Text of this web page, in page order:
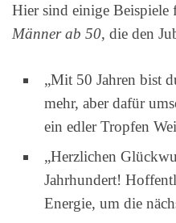
Hier sind einige Beispiele
Männer ab 50, die den
„Mit 50 Jahren bist
mehr, aber dafür
ein edler Tropfen
„Herzlichen
Jahrhundert!
Energie, um die